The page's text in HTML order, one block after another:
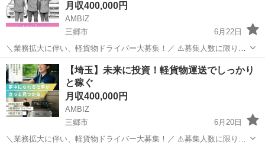
月収400,000円
AMBIZ
三郷市
6月22日
＼業務拡大に伴い、軽貨物ドライバー大募集！／ ⚠️募集人数に限りが
ございます⚠️ 【勤務地】 埼玉県三郷市インター南3-4-1 --------------------
【報酬】 月収目安25〜40万円 ※稼働...
埼玉 三郷市 物流 業務
【埼玉】未来に投資！軽貨物運送でしっかり
と稼ぐ
月収400,000円
AMBIZ
三郷市
6月20日
＼業務拡大に伴い、軽貨物ドライバー大募集！／ ⚠️募集人数に限りが